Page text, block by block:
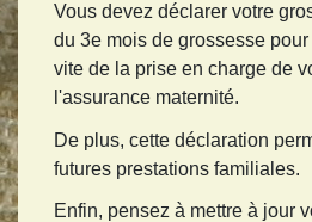
Vous devez déclarer votre
du 3e mois de grossesse
vite de la prise en charge de
l'assurance maternité.
De plus, cette déclaration
futures prestations familiales.
Enfin, pensez à mettre à jour